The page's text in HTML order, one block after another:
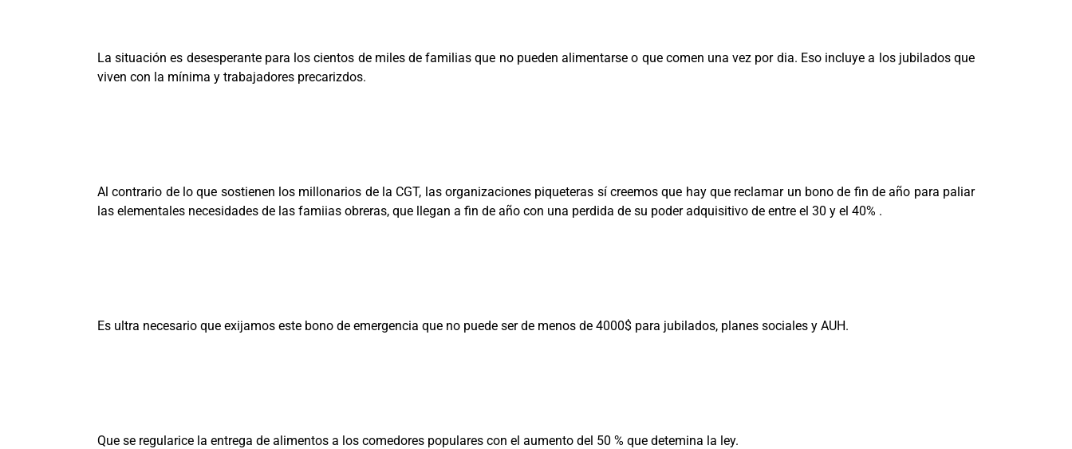
La situación es desesperante para los cientos de miles de familias que no pueden alimentarse o que comen una vez por dia. Eso incluye a los jubilados que
viven con la mínima y trabajadores precarizdos.
Al contrario de lo que sostienen los millonarios de la CGT, las organizaciones piqueteras sí creemos que hay que reclamar un bono de fin de año para paliar
las elementales necesidades de las famiias obreras, que llegan a fin de año con una perdida de su poder adquisitivo de entre el 30 y el 40% .
Es ultra necesario que exijamos este bono de emergencia que no puede ser de menos de 4000$ para jubilados, planes sociales y AUH.
Que se regularice la entrega de alimentos a los comedores populares con el aumento del 50 % que detemina la ley.